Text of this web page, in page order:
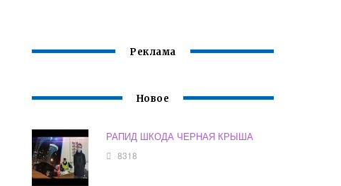
Реклама
Новое
РАПИД ШКОДА ЧЕРНАЯ КРЫША
8318